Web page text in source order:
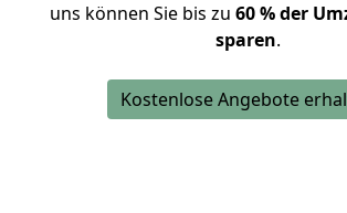
uns können Sie bis zu 60 % der
sparen.
Kostenlose Angebote